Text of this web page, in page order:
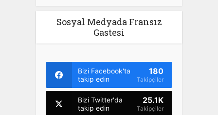
Sosyal Medyada Fransız
Gastesi
Bizi Facebook'ta
takip edin
180
Takipçiler
Bizi Twitter'da
takip edin
25.1K
Takipçiler